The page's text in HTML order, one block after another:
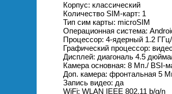
Корпус: классический
Количество SIM-карт: 1
Тип сим карты: microSIM
Операционная система:
Процессор: 4-ядерный 1.2
Графический процессор:
Дисплей: диагональ 4.5
Камера основная: 8 Мп./ BSI-
Доп. камера: фронтальная 5
Запись видео: да
WiFi: WLAN IEEE 802.11 b/g/n